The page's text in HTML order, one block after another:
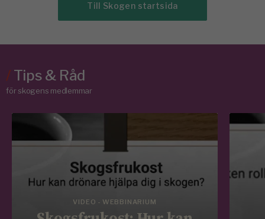
Till Skogen startsida
/Tips & Råd
för skogens medlemmar
VIDEO - WEBBINARIUM